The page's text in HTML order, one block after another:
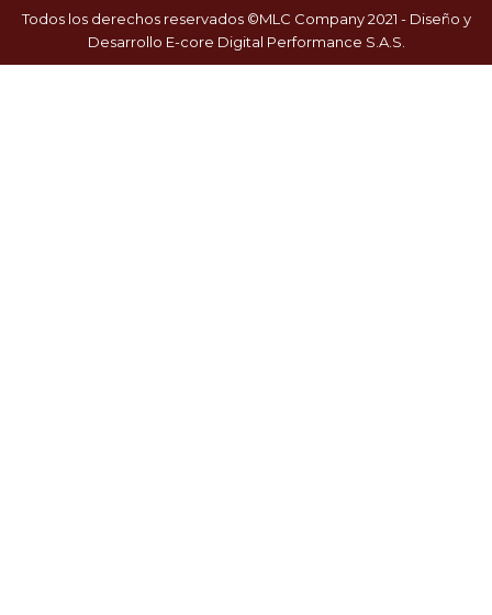
Todos los derechos reservados ©MLC Company 2021 - Diseño y
Desarrollo E-core Digital Performance S.A.S.